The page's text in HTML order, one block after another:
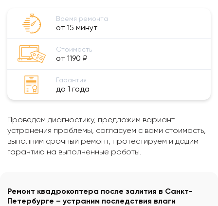
Время ремонта
от 15 минут
Стоимость
от 1190 ₽
Гарантия
до 1 года
Проведем диагностику, предложим вариант
устранения проблемы, согласуем с вами стоимость,
выполним срочный ремонт, протестируем и дадим
гарантию на выполненные работы.
Ремонт квадрокоптера после залития в Санкт-
Петербурге – устраним последствия влаги